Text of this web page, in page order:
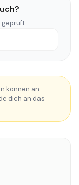
geprüft
können an
dich an das